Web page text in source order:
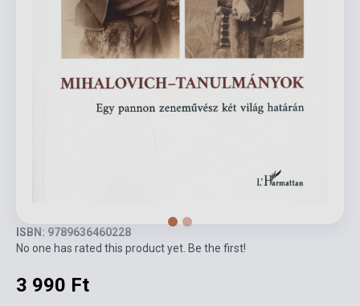
ISBN: 9789636460228
No one has rated this product yet. Be the first!
3 990 Ft